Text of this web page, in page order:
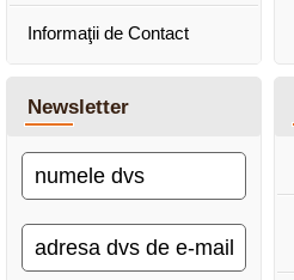
Informaţii de Contact
Newsletter